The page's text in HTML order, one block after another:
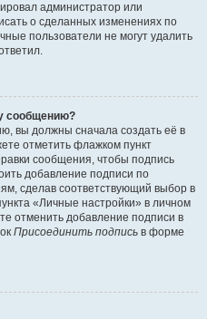
администратор или
о сделанных изменениях по
пользователи не могут удалить
сообщению?
вы должны сначала создать её в
отметить флажком пункт
сообщения, чтобы подпись
добавление подписи по
сделав соответствующий выбор в
«Личные настройки» в личном
отменить добавление подписи в
Присоединить подпись в форме